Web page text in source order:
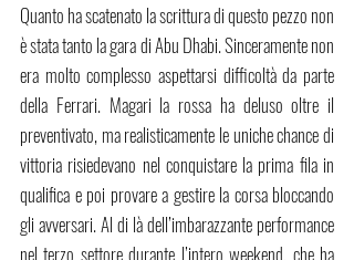
Quanto ha scatenato la scrittura di questo pezzo non
è stata tanto la gara di Abu Dhabi. Sinceramente non
era molto complesso aspettarsi difficoltà da parte
della Ferrari. Magari la rossa ha deluso oltre il
preventivato, ma realisticamente le uniche chance di
vittoria risiedevano nel conquistare la prima fila in
qualifica e poi provare a gestire la corsa bloccando
gli avversari. Al di là dell’imbarazzante performance
nel terzo settore durante l’intero weekend, che ha